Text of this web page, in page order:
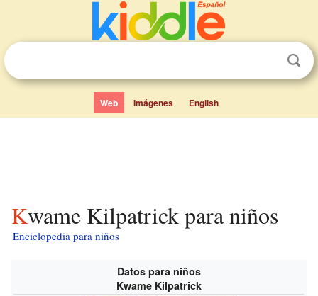
Web Imágenes English
Kwame Kilpatrick para niños
Enciclopedia para niños
Datos para niños
Kwame Kilpatrick